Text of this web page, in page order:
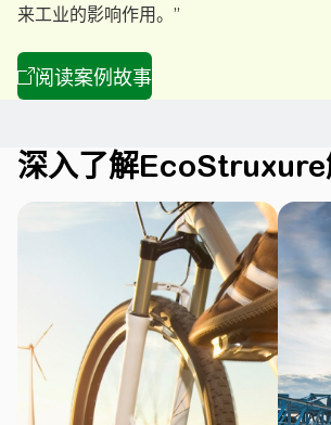
来工业的影响作用。”
深入了解EcoStruxure